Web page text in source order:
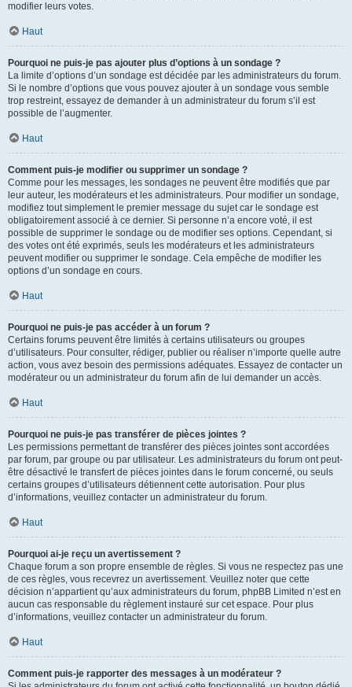
modifier leurs votes.
Haut
Pourquoi ne puis-je pas ajouter plus d’options à un sondage ?
La limite d’options d’un sondage est décidée par les administrateurs du forum.
Si le nombre d’options que vous pouvez ajouter à un sondage vous semble
trop restreint, essayez de demander à un administrateur du forum s’il est
possible de l’augmenter.
Haut
Comment puis-je modifier ou supprimer un sondage ?
Comme pour les messages, les sondages ne peuvent être modifiés que par
leur auteur, les modérateurs et les administrateurs. Pour modifier un sondage,
modifiez tout simplement le premier message du sujet car le sondage est
obligatoirement associé à ce dernier. Si personne n’a encore voté, il est
possible de supprimer le sondage ou de modifier ses options. Cependant, si
des votes ont été exprimés, seuls les modérateurs et les administrateurs
peuvent modifier ou supprimer le sondage. Cela empêche de modifier les
options d’un sondage en cours.
Haut
Pourquoi ne puis-je pas accéder à un forum ?
Certains forums peuvent être limités à certains utilisateurs ou groupes
d’utilisateurs. Pour consulter, rédiger, publier ou réaliser n’importe quelle autre
action, vous avez besoin des permissions adéquates. Essayez de contacter un
modérateur ou un administrateur du forum afin de lui demander un accès.
Haut
Pourquoi ne puis-je pas transférer de pièces jointes ?
Les permissions permettant de transférer des pièces jointes sont accordées
par forum, par groupe ou par utilisateur. Les administrateurs du forum ont peut-
être désactivé le transfert de pièces jointes dans le forum concerné, ou seuls
certains groupes d’utilisateurs détiennent cette autorisation. Pour plus
d’informations, veuillez contacter un administrateur du forum.
Haut
Pourquoi ai-je reçu un avertissement ?
Chaque forum a son propre ensemble de règles. Si vous ne respectez pas une
de ces règles, vous recevrez un avertissement. Veuillez noter que cette
décision n’appartient qu’aux administrateurs du forum, phpBB Limited n’est en
aucun cas responsable du règlement instauré sur cet espace. Pour plus
d’informations, veuillez contacter un administrateur du forum.
Haut
Comment puis-je rapporter des messages à un modérateur ?